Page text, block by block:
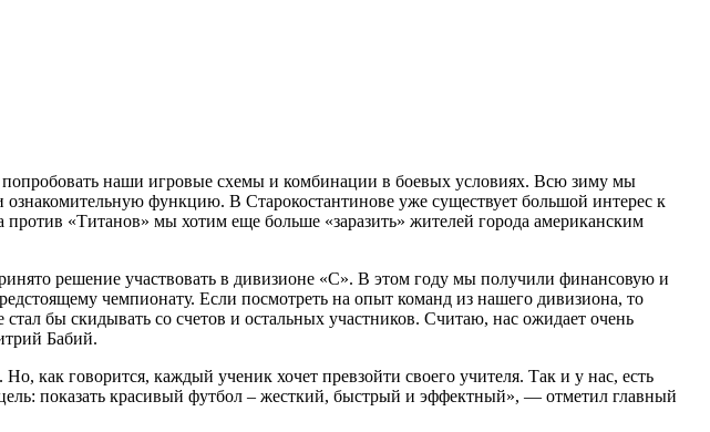
наши игровые схемы и комбинации в боевых условиях. Всю зиму мы
ознакомительную функцию. В Старокостантинове уже существует большой интерес к
против «Титанов» мы хотим еще больше «заразить» жителей города американским
решение участвовать в дивизионе «С». В этом году мы получили финансовую и
чемпионату. Если посмотреть на опыт команд из нашего дивизиона, то
бы скидывать со счетов и остальных участников. Считаю, нас ожидает очень
Бабий.
как говорится, каждый ученик хочет превзойти своего учителя. Так и у нас, есть
показать красивый футбол – жесткий, быстрый и эффектный», — отметил главный